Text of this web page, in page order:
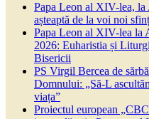
Papa Leon al XIV-lea, la
așteaptă de la voi noi
Papa Leon al XIV-lea la
2026: Euharistia și
Bisericii
PS Virgil Bercea de
Domnului: „Să-L
viața”
Proiectul european